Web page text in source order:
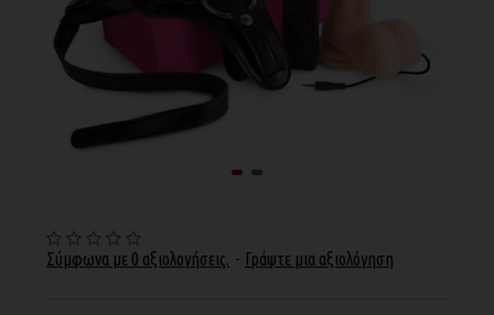
Σύμφωνα με 0 αξιολογήσεις. - Γράψτε μια αξιολόγηση